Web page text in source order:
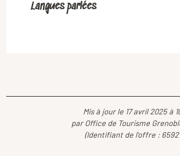
Langues parlées
Langues parlées
Mis à jour le 17 avril 2025 à
par Office de Tourisme
(Identifiant de l'offre :